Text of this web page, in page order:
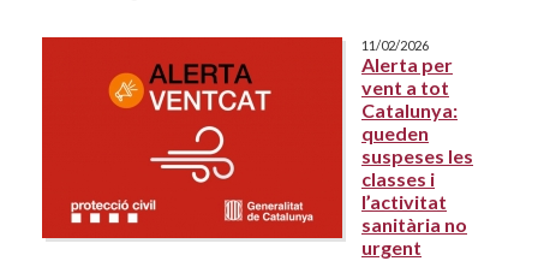
11/02/2026
Alerta per
vent a tot
Catalunya:
queden
suspeses les
classes i
l’activitat
sanitària no
urgent